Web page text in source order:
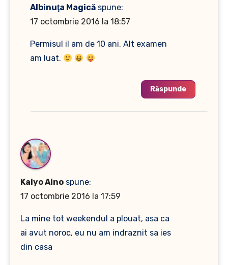
Albinuţa Magică spune:
17 octombrie 2016 la 18:57
Permisul il am de 10 ani. Alt examen
am luat.
Răspunde
Kaiyo Aino spune:
17 octombrie 2016 la 17:59
La mine tot weekendul a plouat, asa ca
ai avut noroc, eu nu am indraznit sa ies
din casa